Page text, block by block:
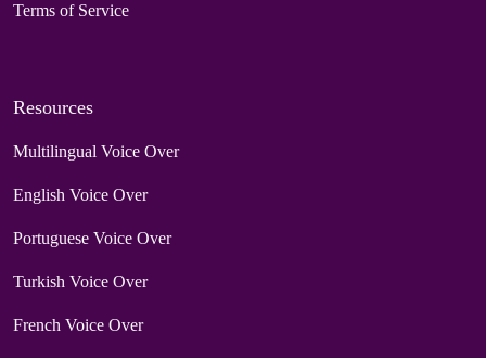
Terms of Service
Resources
Multilingual Voice Over
English Voice Over
Portuguese Voice Over
Turkish Voice Over
French Voice Over